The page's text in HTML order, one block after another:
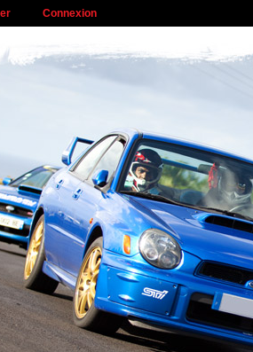
Connexion